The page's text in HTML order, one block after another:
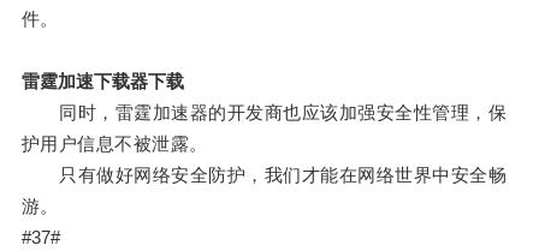
件。
雷霆加速下载器下载
同时，雷霆加速器的开发商也应该加强安全性管理，保
护用户信息不被泄露。
只有做好网络安全防护，我们才能在网络世界中安全畅
游。
#37#